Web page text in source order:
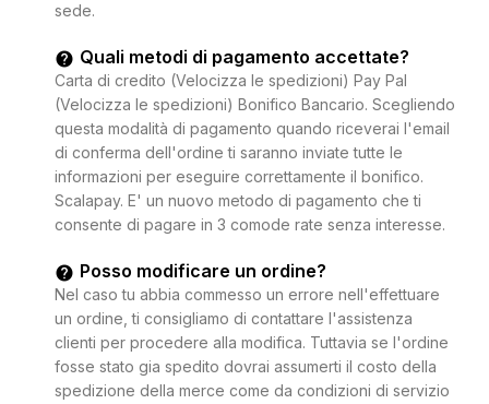
sede.
Quali metodi di pagamento accettate?
Carta di credito (Velocizza le spedizioni) Pay Pal
(Velocizza le spedizioni) Bonifico Bancario. Scegliendo
questa modalità di pagamento quando riceverai l'email
di conferma dell'ordine ti saranno inviate tutte le
informazioni per eseguire correttamente il bonifico.
Scalapay. E' un nuovo metodo di pagamento che ti
consente di pagare in 3 comode rate senza interesse.
Posso modificare un ordine?
Nel caso tu abbia commesso un errore nell'effettuare
un ordine, ti consigliamo di contattare l'assistenza
clienti per procedere alla modifica. Tuttavia se l'ordine
fosse stato gia spedito dovrai assumerti il costo della
spedizione della merce come da condizioni di servizio